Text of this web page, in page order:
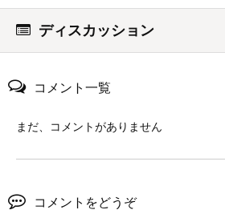
ディスカッション
コメント一覧
まだ、コメントがありません
コメントをどうぞ